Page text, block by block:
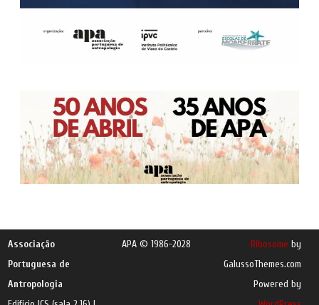
Associação
Portuguesa de
Antropologia
APA © 1986-2028 Ribosome by
GalussoThemes.com
Powered by